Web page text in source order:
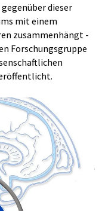
dieser
mit einem
zusammenhängt -
Forschungsgruppe